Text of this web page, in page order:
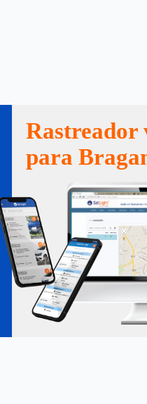
Rastreador
para